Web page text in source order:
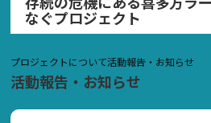
なぐプロジェクト
プロジェクトについて活動報告・お知らせ
活動報告・お知らせ